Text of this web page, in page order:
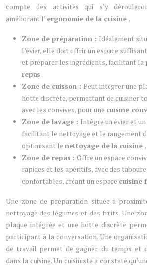
compte des activités qui s’y
améliorant l’ ergonomie de la cuisine .
Zone de préparation : Idéalement
l’évier, elle doit offrir un espace
et préparer les ingrédients, facilitant la
repas .
Zone de cuisson : Peut intégrer une
hotte discrète, permettant de cuisiner
avec les convives, pour une cuisine
Zone de lavage : Intègre un évier et
facilitant le nettoyage et le rangement
optimisant le nettoyage de la cuisine .
Zone de repas : Offre un espace
rapides et les apéritifs, avec des
confortables, créant un espace cuisine
Une zone de préparation située à
nettoyage des légumes et des fruits. Une
plaque intégrée et une hotte discrète
participant à la conversation. Une
de travail permet de gagner du temps et
dans la cuisine. Un cuisiniste a constaté